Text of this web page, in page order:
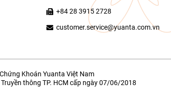
+84 28 3915 2728
customer.service@yuanta.com.vn
Khoán Yuanta Việt Nam
thông TP. HCM cấp ngày 07/06/2018